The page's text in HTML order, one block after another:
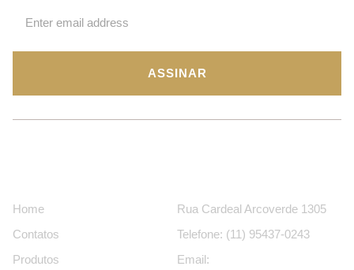
ASSINAR
Home
Contatos
Produtos
Rua Cardeal Arcoverde 1305
Telefone: (11) 95437-0243
Email: